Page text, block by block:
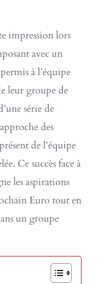
impression lors
avec un
à l’équipe
leur groupe de
série de
des
de l’équipe
Ce succès face à
les aspirations
Euro tout en
un groupe